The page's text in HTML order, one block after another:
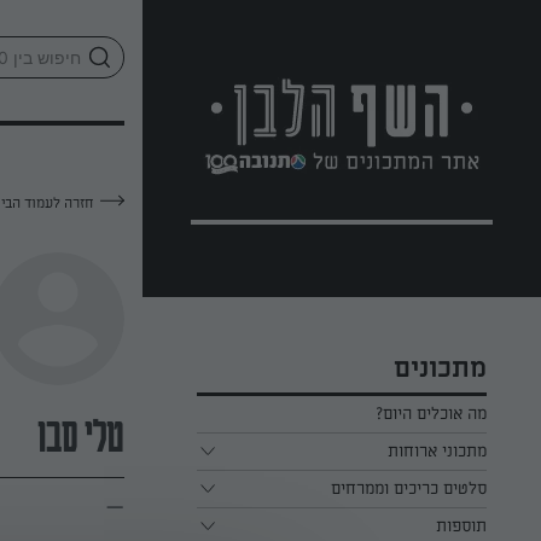
מתכונים
מה אוכלים היום?
מתכוני ארוחות
ארוחת בוקר
ארוחת צהריים
סלטים כריכים וממרחים
כל הסלטים כריכים וממרחים
תוספות
חזרה לעמוד
טלי סבו
—